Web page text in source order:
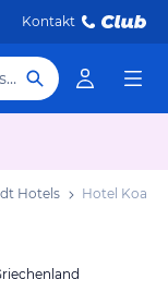
Kontakt
Hotel, Reiseziel
Hotels Hotel Koala